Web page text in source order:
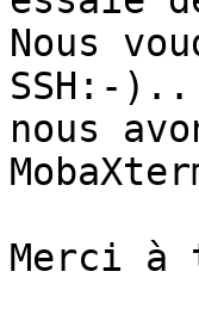
Nous
SSH:-
nous
Merci à